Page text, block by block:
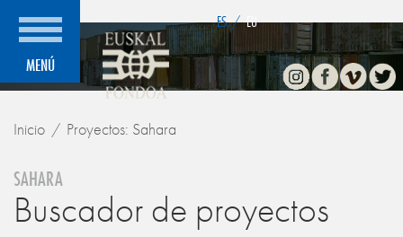
MENÚ
ES / EU
InstagramFacebook
Vimeo
Inicio Proyectos: Sahara
SAHARA
Buscador de proyectos